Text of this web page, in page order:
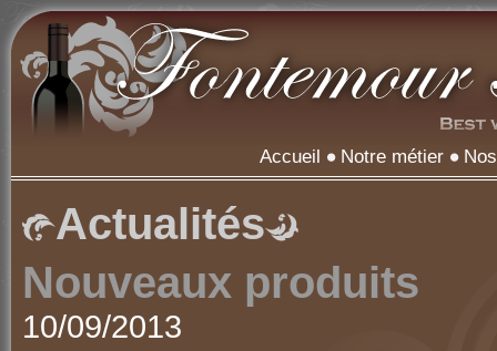
Accueil Notre métier
Actualités
Nouveaux produits
10/09/2013